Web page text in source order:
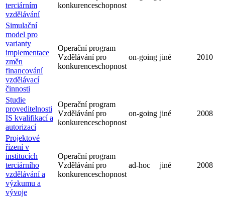
terciárním
vzdělávání
konkurenceschopnost
Simulační
model pro
varianty
implementace
změn
financování
vzdělávací
činnosti
Operační program
Vzdělávání pro
konkurenceschopnost
on-going jiné 2010
Studie
proveditelnosti
IS kvalifikací a
autorizací
Operační program
Vzdělávání pro
konkurenceschopnost
on-going jiné 2008
Projektové
řízení v
institucích
terciárního
vzdělávání a
výzkumu a
vývoje
Operační program
Vzdělávání pro
konkurenceschopnost
ad-hoc jiné 2008